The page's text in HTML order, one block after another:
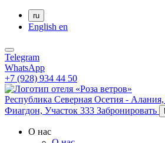
ru
English en
Telegram
WhatsApp
+7 (928) 934 44 50
Республика Северная Осетия - Алания,
Фиагдон, Участок 333 Забронировать
О нас